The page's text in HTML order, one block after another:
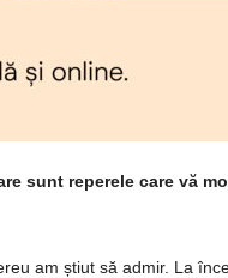
sunt reperele care vă
am știut să admir. La